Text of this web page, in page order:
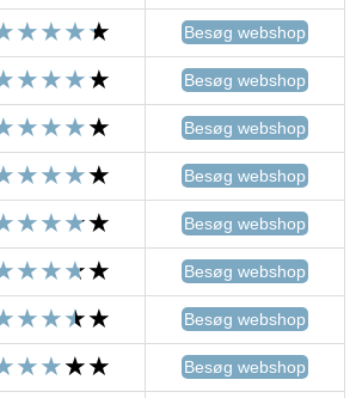
Besøg webshop
Besøg webshop
Besøg webshop
Besøg webshop
Besøg webshop
Besøg webshop
Besøg webshop
Besøg webshop